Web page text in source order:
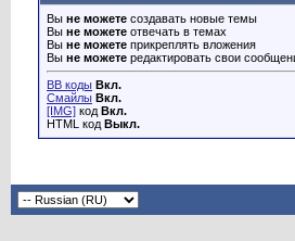
Вы не можете создавать новые темы
Вы не можете отвечать в темах
Вы не можете прикреплять вложения
Вы не можете редактировать свои
BB коды Вкл.
Смайлы Вкл.
[IMG] код Вкл.
HTML код Выкл.